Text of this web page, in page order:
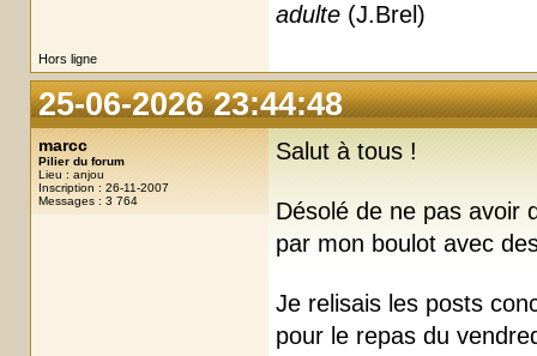
adulte (J.Brel)
Hors ligne
25-06-2026 23:44:48
marcc
Pilier du forum
Lieu : anjou
Inscription : 26-11-2007
Messages : 3 764
Salut à tous !
Désolé de ne pas avoir
par mon boulot avec
Je relisais les posts
pour le repas du